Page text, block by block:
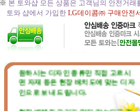
※ 본 토와샵 모든 상품은 고객님의 안전거
토와 샵에서 가입한 LG데이콤㈜ 구매안전
☆토와 주문, 시공의뢰 절차 ☆
원하시는 디자인 종류만 직접 고르시
면 자재 등은 현장 배치도에 맞는 디자
인으로 보내 드립니다.
현장 벽체와 크기가 맞지 않는다고 걱